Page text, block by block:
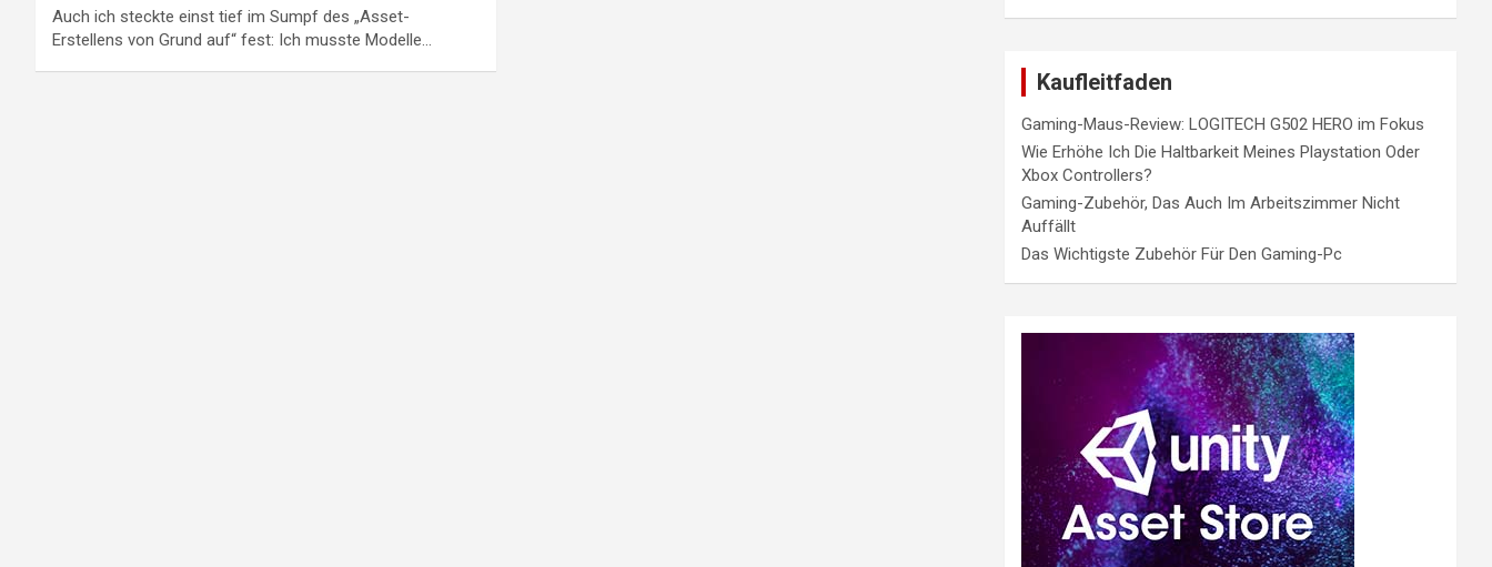
Auch ich steckte einst tief im Sumpf des „Asset-
Erstellens von Grund auf“ fest: Ich musste Modelle…
Kaufleitfaden
Gaming-Maus-Review: LOGITECH G502 HERO im Fokus
Wie Erhöhe Ich Die Haltbarkeit Meines Playstation Oder
Xbox Controllers?
Gaming-Zubehör, Das Auch Im Arbeitszimmer Nicht
Auffällt
Das Wichtigste Zubehör Für Den Gaming-Pc